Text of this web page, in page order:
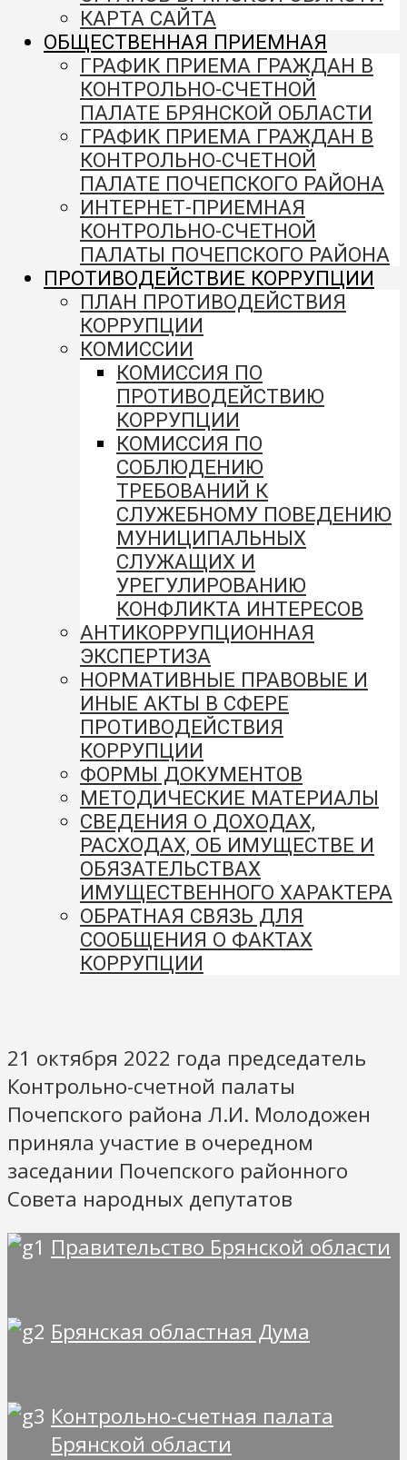
КАРТА САЙТА
ОБЩЕСТВЕННАЯ ПРИЕМНАЯ
ГРАФИК ПРИЕМА ГРАЖДАН В
КОНТРОЛЬНО-СЧЕТНОЙ
ПАЛАТЕ БРЯНСКОЙ ОБЛАСТИ
ГРАФИК ПРИЕМА ГРАЖДАН В
КОНТРОЛЬНО-СЧЕТНОЙ
ПАЛАТЕ ПОЧЕПСКОГО РАЙОНА
ИНТЕРНЕТ-ПРИЕМНАЯ
КОНТРОЛЬНО-СЧЕТНОЙ
ПАЛАТЫ ПОЧЕПСКОГО РАЙОНА
ПРОТИВОДЕЙСТВИЕ КОРРУПЦИИ
ПЛАН ПРОТИВОДЕЙСТВИЯ
КОРРУПЦИИ
КОМИССИИ
КОМИССИЯ ПО
ПРОТИВОДЕЙСТВИЮ
КОРРУПЦИИ
КОМИССИЯ ПО
СОБЛЮДЕНИЮ
ТРЕБОВАНИЙ К
СЛУЖЕБНОМУ ПОВЕДЕНИЮ
МУНИЦИПАЛЬНЫХ
СЛУЖАЩИХ И
УРЕГУЛИРОВАНИЮ
КОНФЛИКТА ИНТЕРЕСОВ
АНТИКОРРУПЦИОННАЯ
ЭКСПЕРТИЗА
НОРМАТИВНЫЕ ПРАВОВЫЕ И
ИНЫЕ АКТЫ В СФЕРЕ
ПРОТИВОДЕЙСТВИЯ
КОРРУПЦИИ
ФОРМЫ ДОКУМЕНТОВ
МЕТОДИЧЕСКИЕ МАТЕРИАЛЫ
СВЕДЕНИЯ О ДОХОДАХ,
РАСХОДАХ, ОБ ИМУЩЕСТВЕ И
ОБЯЗАТЕЛЬСТВАХ
ИМУЩЕСТВЕННОГО ХАРАКТЕРА
ОБРАТНАЯ СВЯЗЬ ДЛЯ
СООБЩЕНИЯ О ФАКТАХ
КОРРУПЦИИ
21 октября 2022 года председатель
Контрольно-счетной палаты
Почепского района Л.И. Молодожен
приняла участие в очередном
заседании Почепского районного
Совета народных депутатов
Правительство Брянской области
Брянская областная Дума
Контрольно-счетная палата
Брянской области